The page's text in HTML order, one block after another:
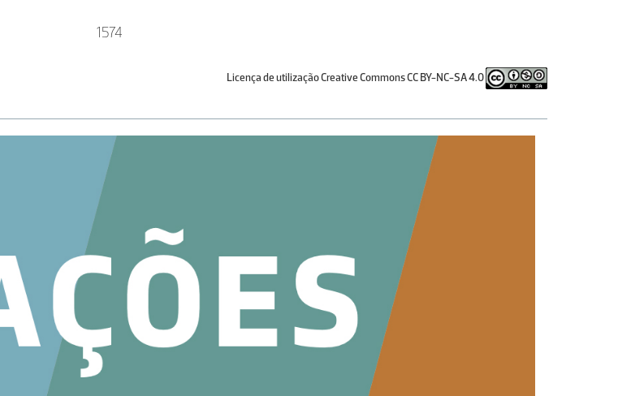
1574
Licença de utilização Creative Commons CC BY-NC-SA 4.0